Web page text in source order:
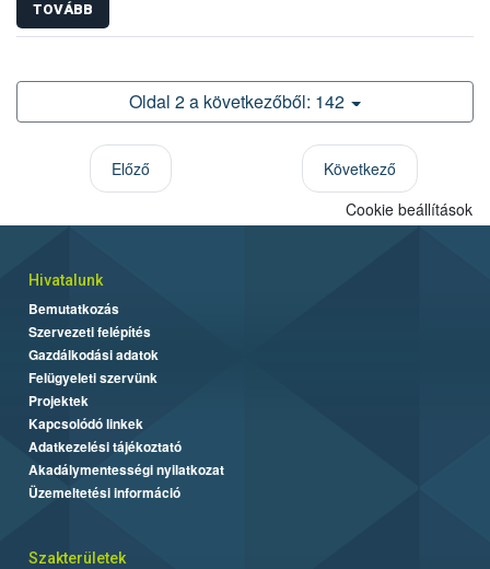
TOVÁBB
Oldal 2 a következőből: 142
Előző
Következő
Cookie beállítások
Hivatalunk
Bemutatkozás
Szervezeti felépítés
Gazdálkodási adatok
Felügyeleti szervünk
Projektek
Kapcsolódó linkek
Adatkezelési tájékoztató
Akadálymentességi nyilatkozat
Üzemeltetési információ
Szakterületek